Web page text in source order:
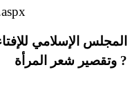
المجلس الإسلامي
وتقصير شعر المرأة ?